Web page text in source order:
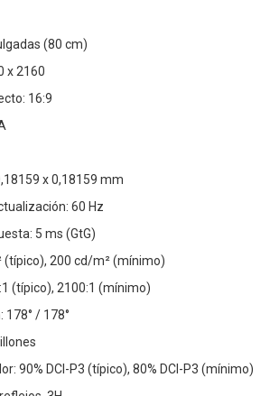
(80 cm)
x 2160
16:9
x 0,18159 mm
60 Hz
5 ms (GtG)
(típico), 200 cd/m² (mínimo)
(típico), 2100:1 (mínimo)
178° / 178°
90% DCI-P3 (típico), 80% DCI-P3 (mínimo)